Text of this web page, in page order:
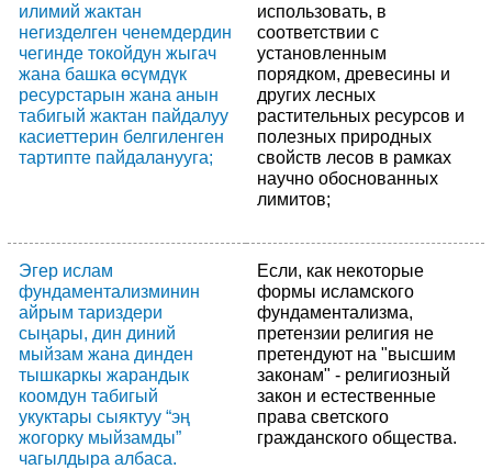
илимий жактан
негизделген ченемдердин
чегинде токойдун жыгач
жана башка өсүмдүк
ресурстарын жана анын
табигый жактан пайдалуу
касиеттерин белгиленген
тартипте пайдаланууга;
использовать, в
соответствии с
установленным
порядком, древесины и
других лесных
растительных ресурсов и
полезных природных
свойств лесов в рамках
научно обоснованных
лимитов;
Эгер ислам
фундаментализминин
айрым тариздери
сыңары, дин диний
мыйзам жана динден
тышкаркы жарандык
коомдун табигый
укуктары сыяктуу “эң
жогорку мыйзамды”
чагылдыра албаса.
Если, как некоторые
формы исламского
фундаментализма,
претензии религия не
претендуют на "высшим
законам" - религиозный
закон и естественные
права светского
гражданского общества.